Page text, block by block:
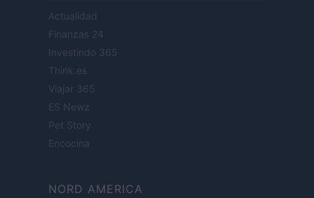
Actualidad
Finanzas 24
Investindo 365
Think.es
Viajar 365
ES Newz
Pet Story
Encocina
NORD AMERICA